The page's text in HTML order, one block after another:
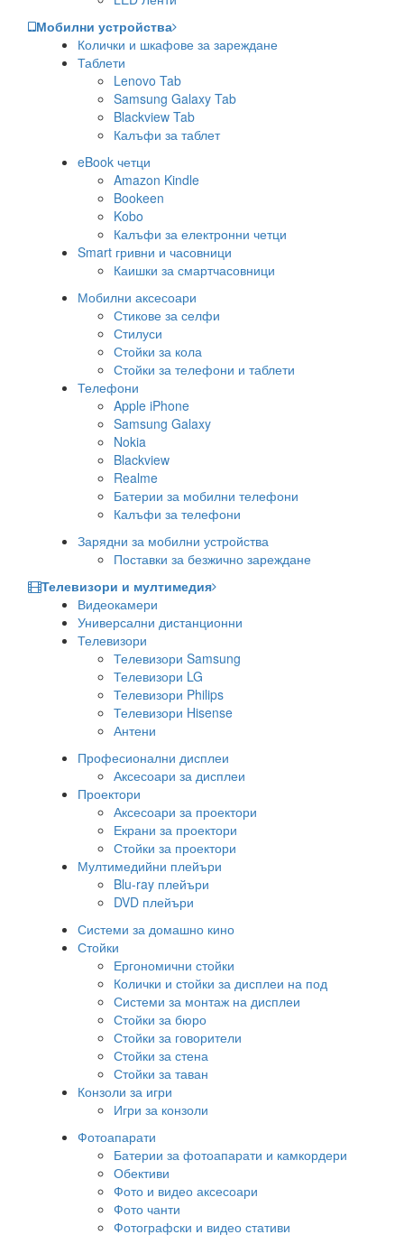
Мобилни устройства
Колички и шкафове за зареждане
Таблети
Lenovo Tab
Samsung Galaxy Tab
Blackview Tab
Калъфи за таблет
eBook четци
Amazon Kindle
Bookeen
Kobo
Калъфи за електронни четци
Smart гривни и часовници
Каишки за смартчасовници
Мобилни аксесоари
Стикове за селфи
Стилуси
Стойки за кола
Стойки за телефони и таблети
Телефони
Apple iPhone
Samsung Galaxy
Nokia
Blackview
Realme
Батерии за мобилни телефони
Калъфи за телефони
Зарядни за мобилни устройства
Поставки за безжично зареждане
Телевизори и мултимедия
Видеокамери
Универсални дистанционни
Телевизори
Телевизори Samsung
Телевизори LG
Телевизори Philips
Телевизори Hisense
Антени
Професионални дисплеи
Аксесоари за дисплеи
Проектори
Аксесоари за проектори
Екрани за проектори
Стойки за проектори
Мултимедийни плейъри
Blu-ray плейъри
DVD плейъри
Системи за домашно кино
Стойки
Ергономични стойки
Колички и стойки за дисплеи на под
Системи за монтаж на дисплеи
Стойки за бюро
Стойки за говорители
Стойки за стена
Стойки за таван
Конзоли за игри
Игри за конзоли
Фотоапарати
Батерии за фотоапарати и камкордери
Обективи
Фото и видео аксесоари
Фото чанти
Фотографски и видео стативи